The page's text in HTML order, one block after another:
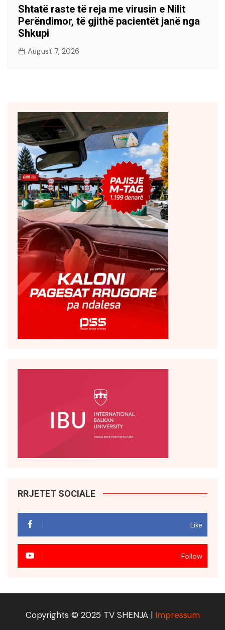
Shtatë raste të reja me virusin e Nilit
Perëndimor, të gjithë pacientët janë nga
Shkupi
August 7, 2026
RRJETET SOCIALE
Like
Follow
Copyrights © 2025 TV SHENJA | Impressum